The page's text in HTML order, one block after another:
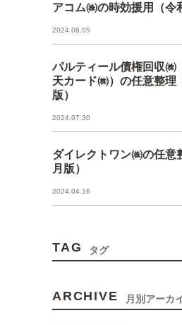
アコム㈱の時効援用（令
2024.08.05
パルティール債権回収㈱
天カード㈱）の任意整理
版）
2024.07.30
ダイレクトワン㈱の任意
月版）
2024.04.16
TAG タグ
ARCHIVE 月別アーカ